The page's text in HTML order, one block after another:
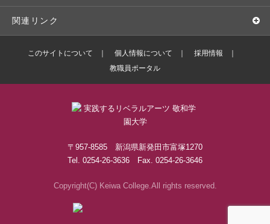
奨学金・特待生（在学生向け）
施設・設備の貸し出し
研究論文
出版物
関連リンク
バドミントン部ブログ
敬和学園高等学校
このサイトについて 個人情報について
採用情報
教職員ポータル
〒957-8585 新潟県新発田市富塚1270
Tel. 0254-26-3636 Fax. 0254-26-3646
Copyright(C) Keiwa College.All rights reserved.